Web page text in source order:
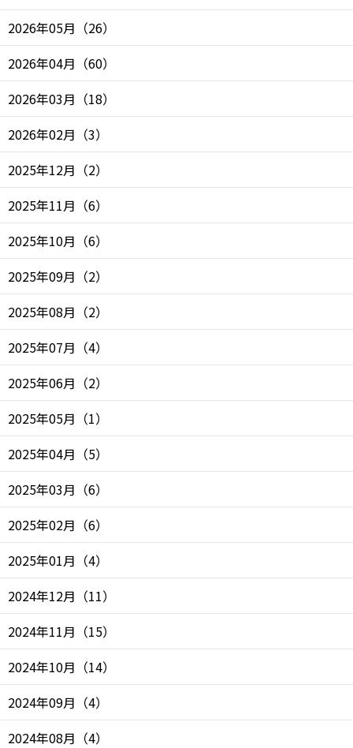
2026年05月 （26）
2026年04月 （60）
2026年03月 （18）
2026年02月 （3）
2025年12月 （2）
2025年11月 （6）
2025年10月 （6）
2025年09月 （2）
2025年08月 （2）
2025年07月 （4）
2025年06月 （2）
2025年05月 （1）
2025年04月 （5）
2025年03月 （6）
2025年02月 （6）
2025年01月 （4）
2024年12月 （11）
2024年11月 （15）
2024年10月 （14）
2024年09月 （4）
2024年08月 （4）